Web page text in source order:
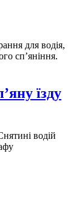
для водія,
сп’яніння.
їзду
водій